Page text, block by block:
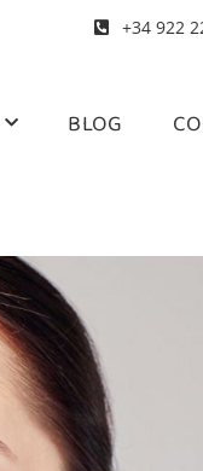
+34 922
BLOG